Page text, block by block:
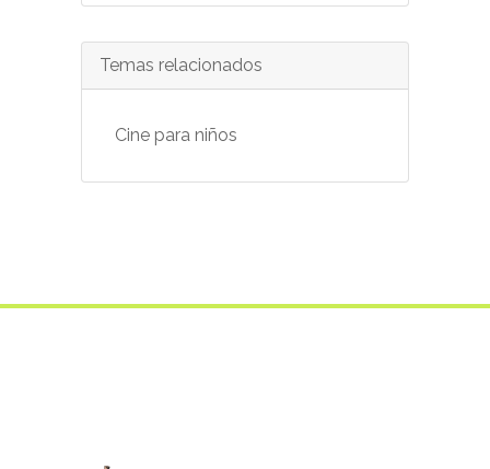
Temas relacionados
Cine para niños